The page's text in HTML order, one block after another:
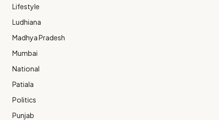
Lifestyle
Ludhiana
Madhya Pradesh
Mumbai
National
Patiala
Politics
Punjab